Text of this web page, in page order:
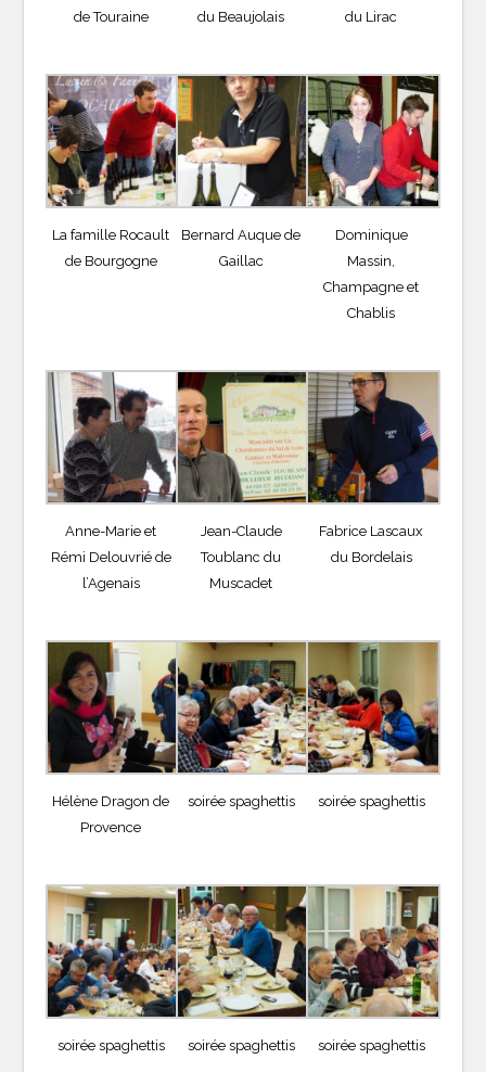
de Touraine du Beaujolais du Lirac
La famille Rocault
de Bourgogne
Bernard Auque de
Gaillac
Dominique
Massin,
Champagne et
Chablis
Anne-Marie et
Rémi Delouvrié de
l’Agenais
Jean-Claude
Toublanc du
Muscadet
Fabrice Lascaux
du Bordelais
Hélène Dragon de
Provence
soirée spaghettis soirée spaghettis
soirée spaghettis soirée spaghettis soirée spaghettis